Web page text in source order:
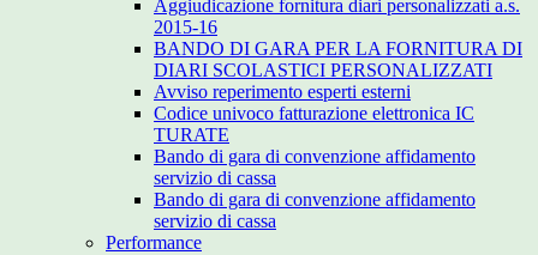
Aggiudicazione fornitura diari personalizzati a.s.
2015-16
BANDO DI GARA PER LA FORNITURA DI
DIARI SCOLASTICI PERSONALIZZATI
Avviso reperimento esperti esterni
Codice univoco fatturazione elettronica IC
TURATE
Bando di gara di convenzione affidamento
servizio di cassa
Bando di gara di convenzione affidamento
servizio di cassa
Performance